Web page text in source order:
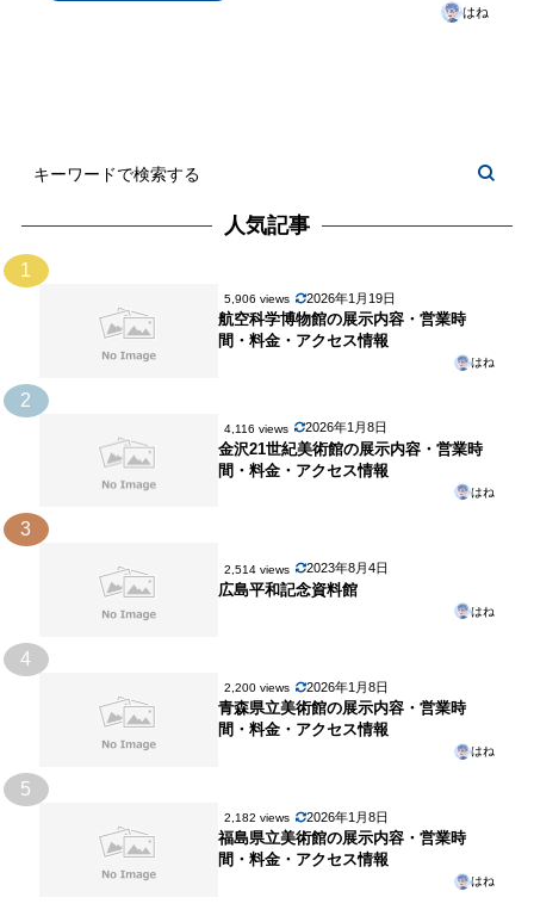
はね
人気記事
1
5,906 views 2026年1月19日
航空科学博物館の展示内容・営業時
間・料金・アクセス情報
はね
2
4,116 views 2026年1月8日
金沢21世紀美術館の展示内容・営業時
間・料金・アクセス情報
はね
3
2,514 views 2023年8月4日
広島平和記念資料館
はね
4
2,200 views 2026年1月8日
青森県立美術館の展示内容・営業時
間・料金・アクセス情報
はね
5
2,182 views 2026年1月8日
福島県立美術館の展示内容・営業時
間・料金・アクセス情報
はね